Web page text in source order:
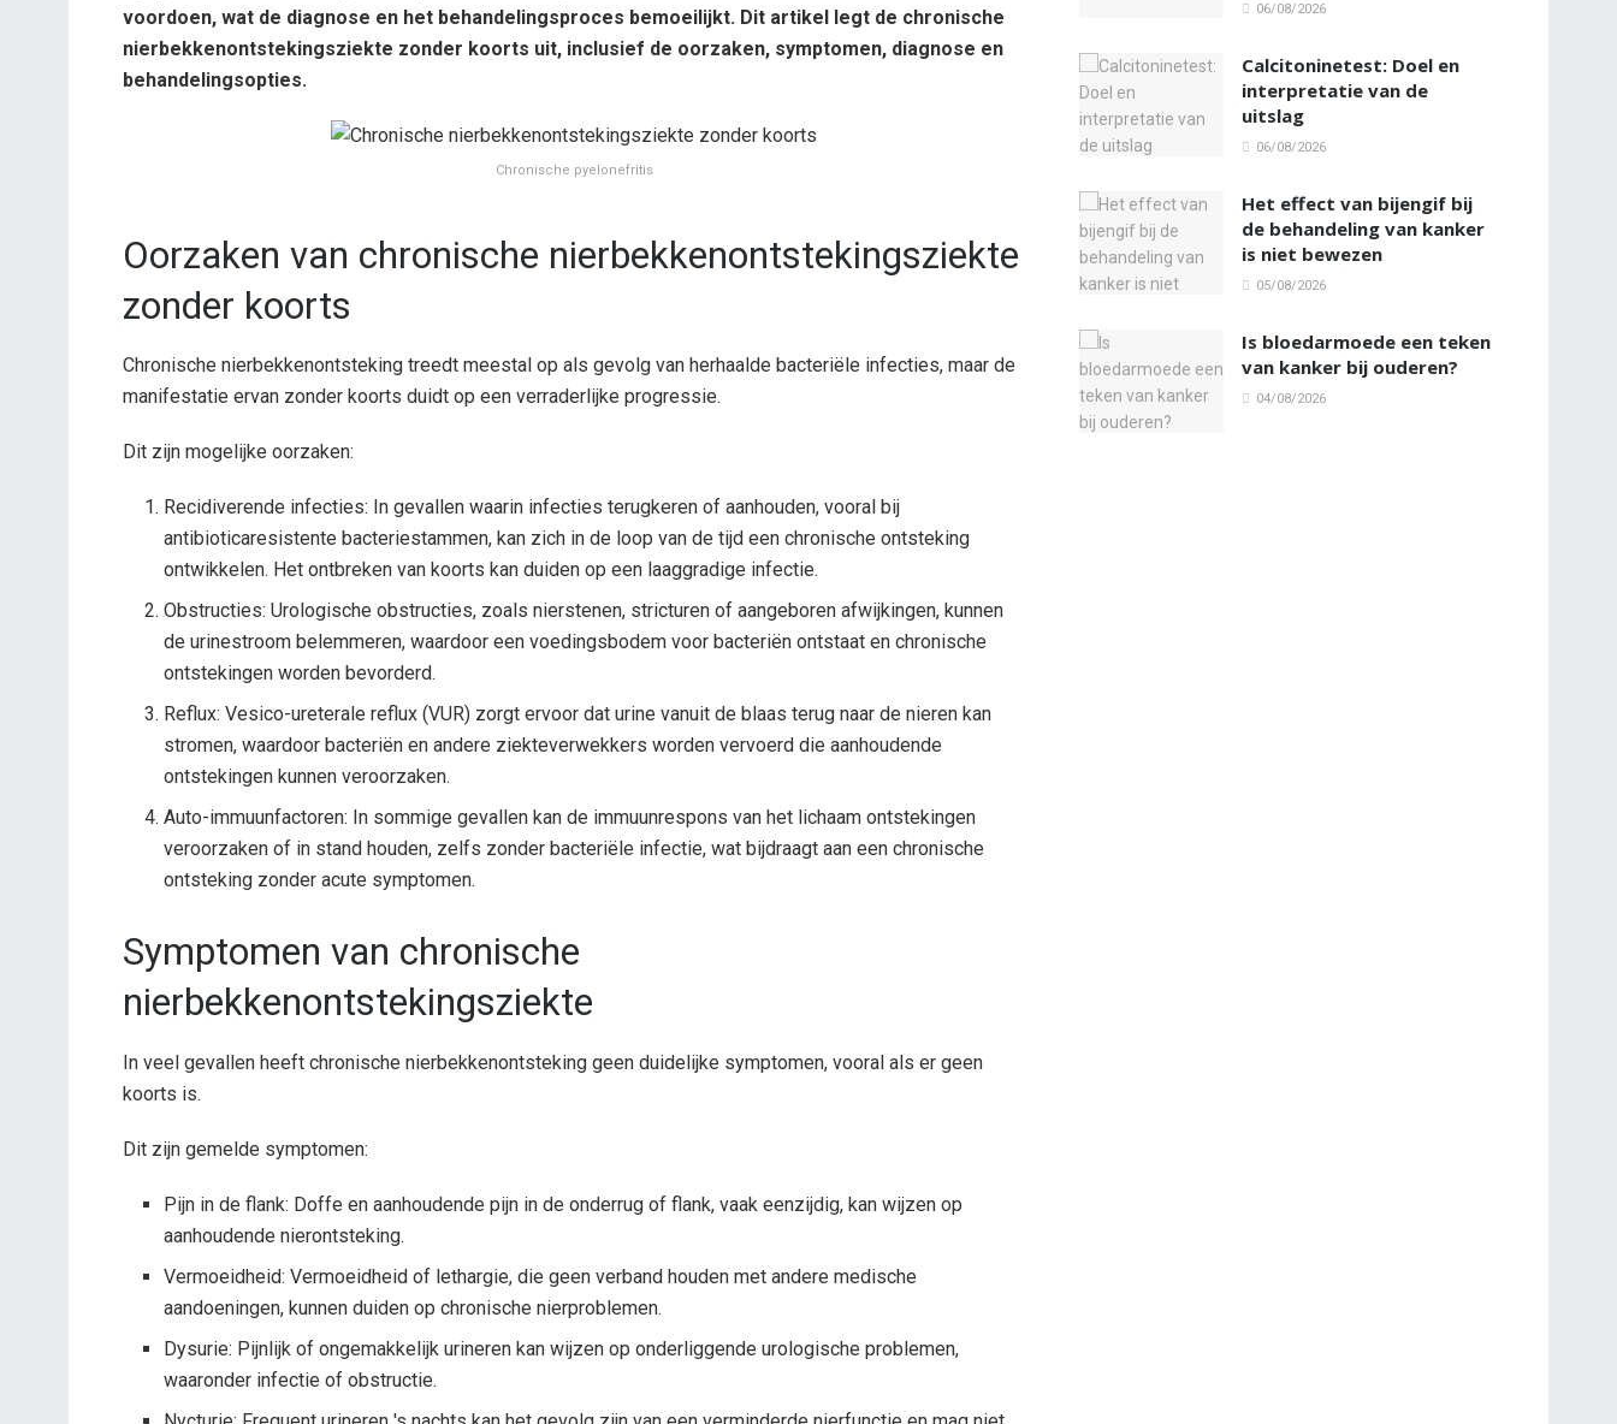
voordoen, wat de diagnose en het behandelingsproces bemoeilijkt. Dit artikel legt de chronische
nierbekkenontstekingsziekte zonder koorts uit, inclusief de oorzaken, symptomen, diagnose en
behandelingsopties.
Chronische pyelonefritis
Oorzaken van chronische nierbekkenontstekingsziekte
zonder koorts
Chronische nierbekkenontsteking treedt meestal op als gevolg van herhaalde bacteriële infecties, maar de
manifestatie ervan zonder koorts duidt op een verraderlijke progressie.
Dit zijn mogelijke oorzaken:
Recidiverende infecties: In gevallen waarin infecties terugkeren of aanhouden, vooral bij
antibioticaresistente bacteriestammen, kan zich in de loop van de tijd een chronische ontsteking
ontwikkelen. Het ontbreken van koorts kan duiden op een laaggradige infectie.
Obstructies: Urologische obstructies, zoals nierstenen, stricturen of aangeboren afwijkingen, kunnen
de urinestroom belemmeren, waardoor een voedingsbodem voor bacteriën ontstaat en chronische
ontstekingen worden bevorderd.
Reflux: Vesico-ureterale reflux (VUR) zorgt ervoor dat urine vanuit de blaas terug naar de nieren kan
stromen, waardoor bacteriën en andere ziekteverwekkers worden vervoerd die aanhoudende
ontstekingen kunnen veroorzaken.
Auto-immuunfactoren: In sommige gevallen kan de immuunrespons van het lichaam ontstekingen
veroorzaken of in stand houden, zelfs zonder bacteriële infectie, wat bijdraagt ​​aan een chronische
ontsteking zonder acute symptomen.
Symptomen van chronische
nierbekkenontstekingsziekte
In veel gevallen heeft chronische nierbekkenontsteking geen duidelijke symptomen, vooral als er geen
koorts is.
Dit zijn gemelde symptomen:
Pijn in de flank: Doffe en aanhoudende pijn in de onderrug of flank, vaak eenzijdig, kan wijzen op
aanhoudende nierontsteking.
Vermoeidheid: Vermoeidheid of lethargie, die geen verband houden met andere medische
aandoeningen, kunnen duiden op chronische nierproblemen.
Dysurie: Pijnlijk of ongemakkelijk urineren kan wijzen op onderliggende urologische problemen,
waaronder infectie of obstructie.
06/08/2026
Calcitoninetest: Doel en
interpretatie van de
uitslag
06/08/2026
Het effect van bijengif bij
de behandeling van kanker
is niet bewezen
05/08/2026
Is bloedarmoede een teken
van kanker bij ouderen?
04/08/2026